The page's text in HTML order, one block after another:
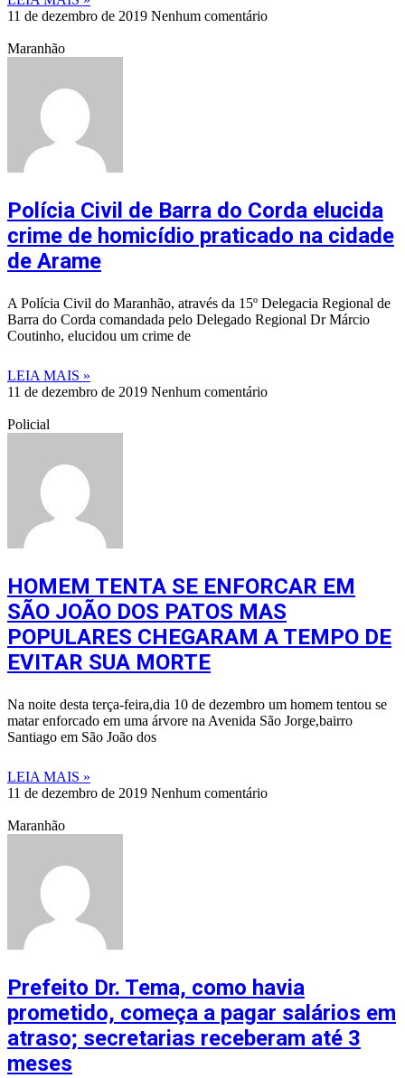
11 de dezembro de 2019 Nenhum comentário
Maranhão
Polícia Civil de Barra do Corda elucida
crime de homicídio praticado na cidade
de Arame
A Polícia Civil do Maranhão, através da 15º Delegacia Regional de
Barra do Corda comandada pelo Delegado Regional Dr Márcio
Coutinho, elucidou um crime de
LEIA MAIS »
11 de dezembro de 2019 Nenhum comentário
Policial
HOMEM TENTA SE ENFORCAR EM
SÃO JOÃO DOS PATOS MAS
POPULARES CHEGARAM A TEMPO DE
EVITAR SUA MORTE
Na noite desta terça-feira,dia 10 de dezembro um homem tentou se
matar enforcado em uma árvore na Avenida São Jorge,bairro
Santiago em São João dos
LEIA MAIS »
11 de dezembro de 2019 Nenhum comentário
Maranhão
Prefeito Dr. Tema, como havia
prometido, começa a pagar salários em
atraso; secretarias receberam até 3
meses